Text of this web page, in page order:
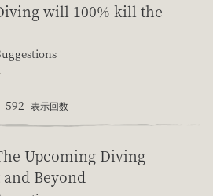
will 100% kill the
592 表示回数
Upcoming Diving
Beyond